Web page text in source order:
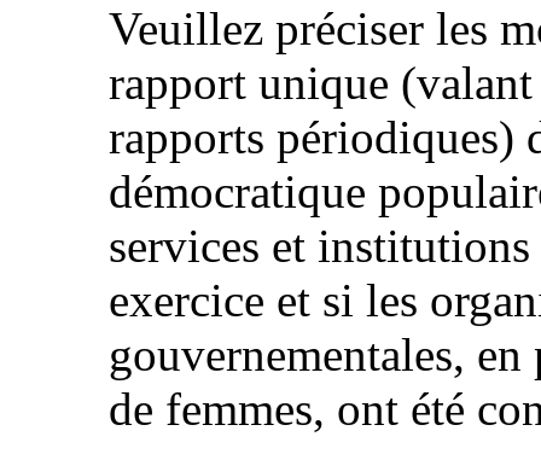
Veuillez préciser les
rapport unique
rapports périodiques)
démocratique
services et
exercice et si les
gouvernementales,
de femmes, ont été